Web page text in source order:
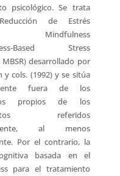
psicológico. Se trata
de Estrés
Mindfulness
Based Stress
desarrollado por
y cols. (1992) y se sitúa
fuera de los
propios de los
referidos
al menos
Por el contrario, la
basada en el
para el tratamiento